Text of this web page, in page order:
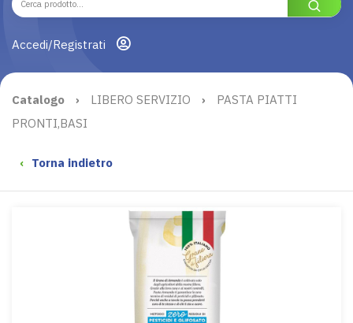
Accedi/Registrati
Catalogo › LIBERO SERVIZIO ›
PASTA PIATTI
PRONTI,BASI
‹ Torna indietro